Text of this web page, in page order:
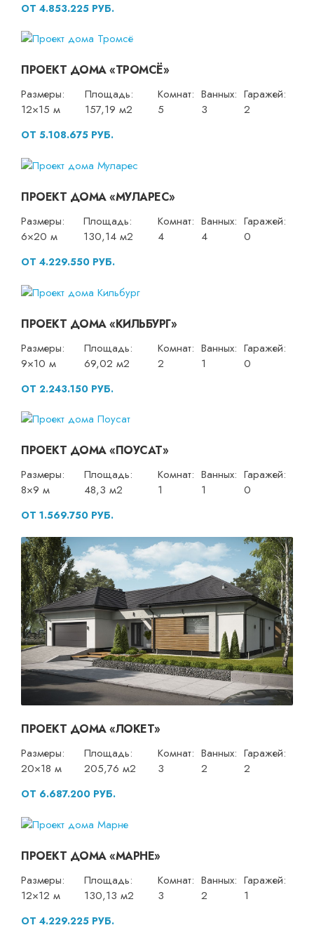
ОТ 4.853.225 РУБ.
ПРОЕКТ ДОМА «ТРОМСЁ»
Размеры:
12×15 м
Площадь:
157,19 м2
Комнат:
5
Ванных:
3
Гаражей:
2
ОТ 5.108.675 РУБ.
ПРОЕКТ ДОМА «МУЛАРЕС»
Размеры:
6×20 м
Площадь:
130,14 м2
Комнат:
4
Ванных:
4
Гаражей:
0
ОТ 4.229.550 РУБ.
ПРОЕКТ ДОМА «КИЛЬБУРГ»
Размеры:
9×10 м
Площадь:
69,02 м2
Комнат:
2
Ванных:
1
Гаражей:
0
ОТ 2.243.150 РУБ.
ПРОЕКТ ДОМА «ПОУСАТ»
Размеры:
8×9 м
Площадь:
48,3 м2
Комнат:
1
Ванных:
1
Гаражей:
0
ОТ 1.569.750 РУБ.
ПРОЕКТ ДОМА «ЛОКЕТ»
Размеры:
20×18 м
Площадь:
205,76 м2
Комнат:
3
Ванных:
2
Гаражей:
2
ОТ 6.687.200 РУБ.
ПРОЕКТ ДОМА «МАРНЕ»
Размеры:
12×12 м
Площадь:
130,13 м2
Комнат:
3
Ванных:
2
Гаражей:
1
ОТ 4.229.225 РУБ.